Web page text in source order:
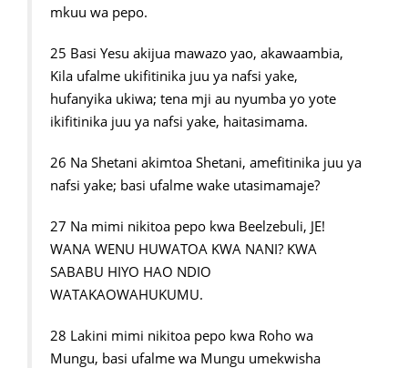
mkuu wa pepo.
25 Basi Yesu akijua mawazo yao, akawaambia,
Kila ufalme ukifitinika juu ya nafsi yake,
hufanyika ukiwa; tena mji au nyumba yo yote
ikifitinika juu ya nafsi yake, haitasimama.
26 Na Shetani akimtoa Shetani, amefitinika juu ya
nafsi yake; basi ufalme wake utasimamaje?
27 Na mimi nikitoa pepo kwa Beelzebuli, JE!
WANA WENU HUWATOA KWA NANI? KWA
SABABU HIYO HAO NDIO
WATAKAOWAHUKUMU.
28 Lakini mimi nikitoa pepo kwa Roho wa
Mungu, basi ufalme wa Mungu umekwisha